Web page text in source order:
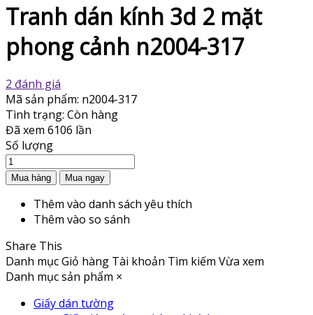
Tranh dán kính 3d 2 mặt
phong cảnh n2004-317
2 đánh giá
Mã sản phẩm: n2004-317
Tình trạng: Còn hàng
Đã xem 6106 lần
Số lượng
Thêm vào danh sách yêu thích
Thêm vào so sánh
Share This
Danh mụcGiỏ hàng Tài khoản Tìm kiếm Vừa xem
Danh mục sản phẩm ×
Giấy dán tường